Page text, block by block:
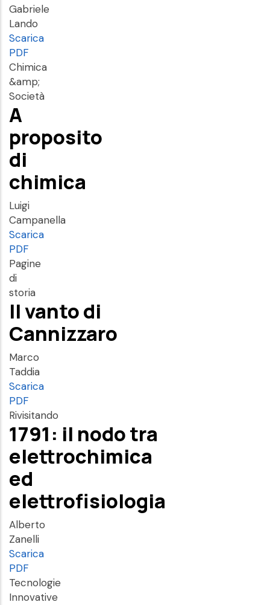
Gabriele
Lando
Scarica
PDF
Chimica
&amp;
Società
A
proposito
di
chimica
Luigi
Campanella
Scarica
PDF
Pagine
di
storia
Il vanto di
Cannizzaro
Marco
Taddia
Scarica
PDF
Rivisitando
1791: il nodo tra
elettrochimica
ed
elettrofisiologia
Alberto
Zanelli
Scarica
PDF
Tecnologie
Innovative